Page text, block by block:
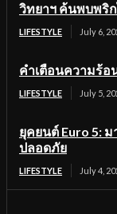
วิทยาฯ ค้นพบพริ
LIFESTYLE July 6,
คำเตือนความร้อ
LIFESTYLE July 5,
ยุคยนต์ Euro 5:
ปลอดภัย
LIFESTYLE July 4,